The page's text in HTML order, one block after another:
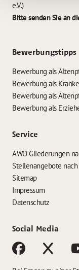
e.V.)
Bitte senden Sie an
Bewerbungstipps
Bewerbung als
Bewerbung als
Bewerbung als
Bewerbung als
Service
AWO Gliederungen
Stellenangebote
Sitemap
Impressum
Datenschutz
Social Media